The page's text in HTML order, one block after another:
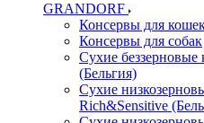
GRANDORF
Консервы для
Консервы для собак
Сухие беззерновые
(Бельгия)
Сухие
Rich&Sensitive